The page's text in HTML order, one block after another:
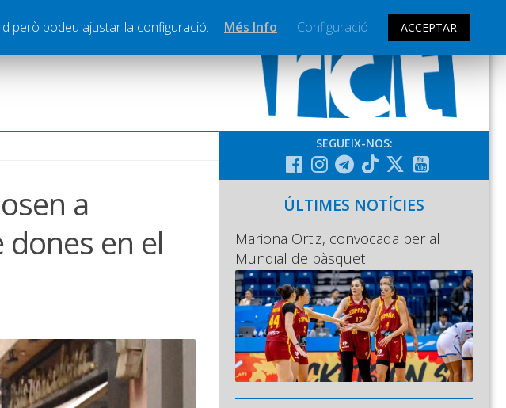
a
dones en el
SEGUEIX-NOS:
ÚLTIMES NOTÍCIES
Mariona Ortiz, convocada per al
Mundial de bàsquet
però podeu ajustar la configuració. Més Info Configuració ACCEPTAR